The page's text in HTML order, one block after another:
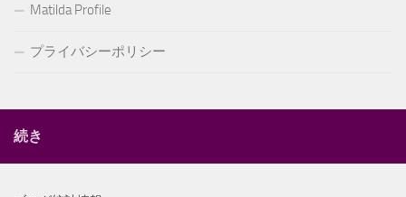
Matilda Profile
プライバシーポリシー
続き